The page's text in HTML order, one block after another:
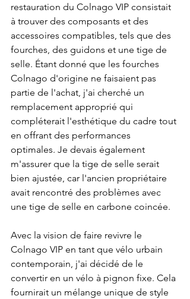
restauration du Colnago VIP consistait
à trouver des composants et des
accessoires compatibles, tels que des
fourches, des guidons et une tige de
selle. Étant donné que les fourches
Colnago d'origine ne faisaient pas
partie de l'achat, j'ai cherché un
remplacement approprié qui
compléterait l'esthétique du cadre tout
en offrant des performances
optimales. Je devais également
m'assurer que la tige de selle serait
bien ajustée, car l'ancien propriétaire
avait rencontré des problèmes avec
une tige de selle en carbone coincée.
Avec la vision de faire revivre le
Colnago VIP en tant que vélo urbain
contemporain, j'ai décidé de le
convertir en un vélo à pignon fixe. Cela
fournirait un mélange unique de style